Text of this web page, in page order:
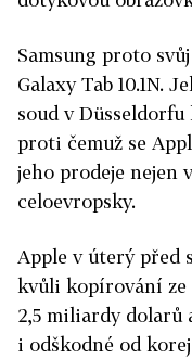
Samsung proto
Galaxy Tab 10.1N.
soud v
proti čemuž se
jeho prodeje nejen
celoevropsky.
Apple v úterý před
kvůli kopírování ze
2,5 miliardy dolarů
i odškodné od